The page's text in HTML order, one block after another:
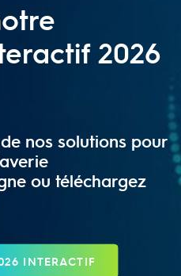
2026
nos solutions pour
ou téléchargez
INTERACTIF